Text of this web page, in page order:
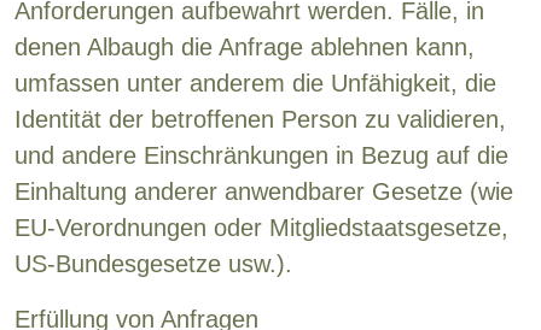
Anforderungen aufbewahrt werden. Fälle, in
denen Albaugh die Anfrage ablehnen kann,
umfassen unter anderem die Unfähigkeit, die
Identität der betroffenen Person zu validieren,
und andere Einschränkungen in Bezug auf die
Einhaltung anderer anwendbarer Gesetze (wie
EU-Verordnungen oder Mitgliedstaatsgesetze,
US-Bundesgesetze usw.).
Erfüllung von Anfragen